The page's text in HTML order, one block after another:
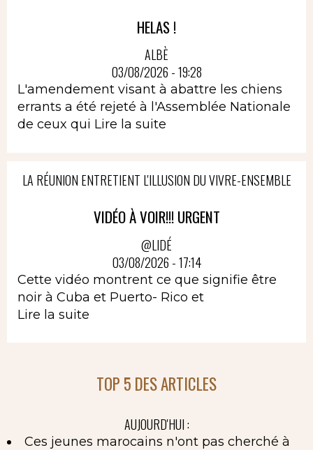
HELAS !
ALBÈ
03/08/2026 - 19:28
L'amendement visant à abattre les chiens
errants a été rejeté à l'Assemblée Nationale
de ceux qui Lire la suite
LA RÉUNION ENTRETIENT L'ILLUSION DU VIVRE-ENSEMBLE
VIDÉO À VOIR!!! URGENT
@LIDÉ
03/08/2026 - 17:14
Cette vidéo montrent ce que signifie être
noir à Cuba et Puerto- Rico et
Lire la suite
TOP 5 DES ARTICLES
AUJOURD'HUI :
Ces jeunes marocains n'ont pas cherché à